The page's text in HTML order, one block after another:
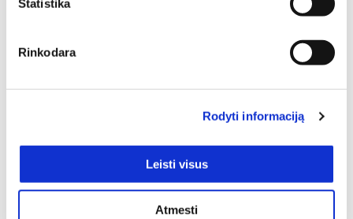
Statistika
Rinkodara
Rodyti informaciją
Leisti visus
Atmesti
Padėsim parengti planus iš išmatavimus geriausiam